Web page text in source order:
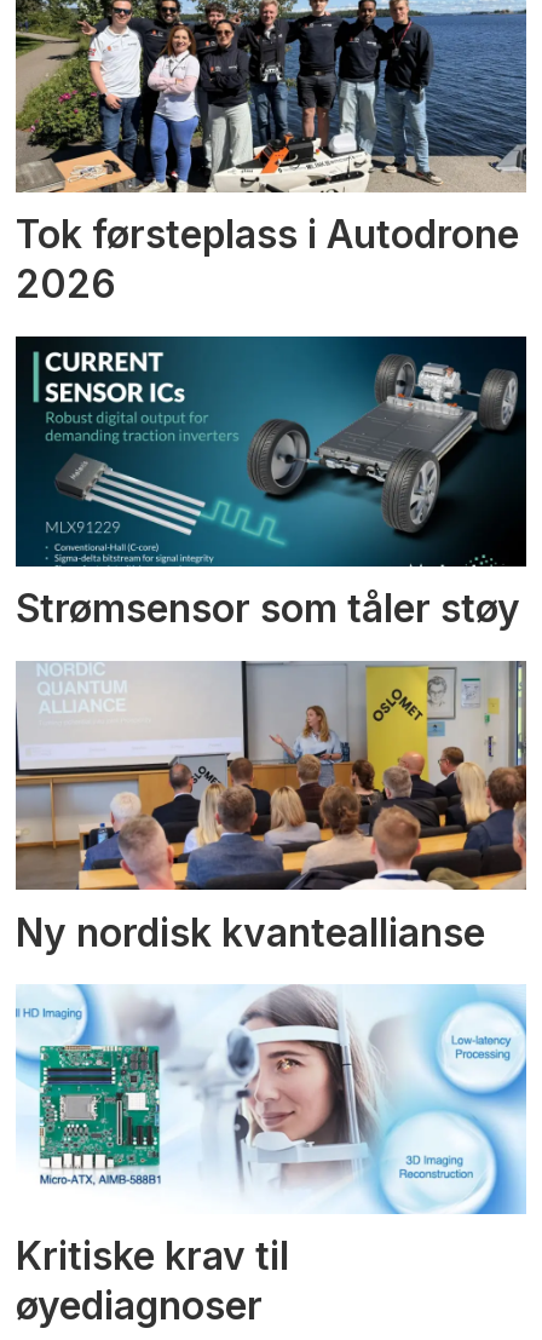
Tok førsteplass i Autodrone
2026
Strømsensor som tåler støy
Ny nordisk kvanteallianse
Kritiske krav til
øyediagnoser